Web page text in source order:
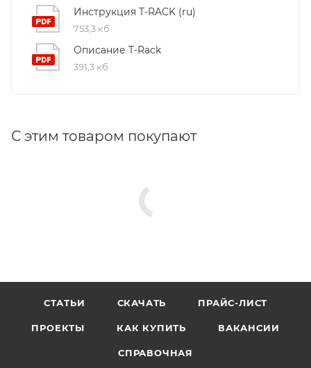
Инструкция T-RACK (ru)
753,3 кб
Описание T-Rack
391,3 кб
С этим товаром покупают
СТАТЬИ СКАЧАТЬ ПРАЙС-ЛИСТ
ПРОЕКТЫ КАК КУПИТЬ ВАКАНСИИ
СПРАВОЧНАЯ